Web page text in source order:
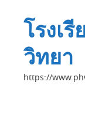
โรงเ
วิทยา
https://